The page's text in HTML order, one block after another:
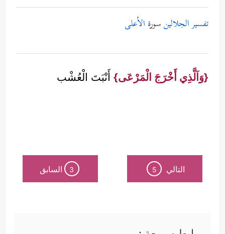
تفسير الجلالينسورة الأعلى
{وَاَلَّذِي أَخْرَجَ الْمَرْعَى} أَنْبَتَ الْعُشْب
التالي 5
3 السابق